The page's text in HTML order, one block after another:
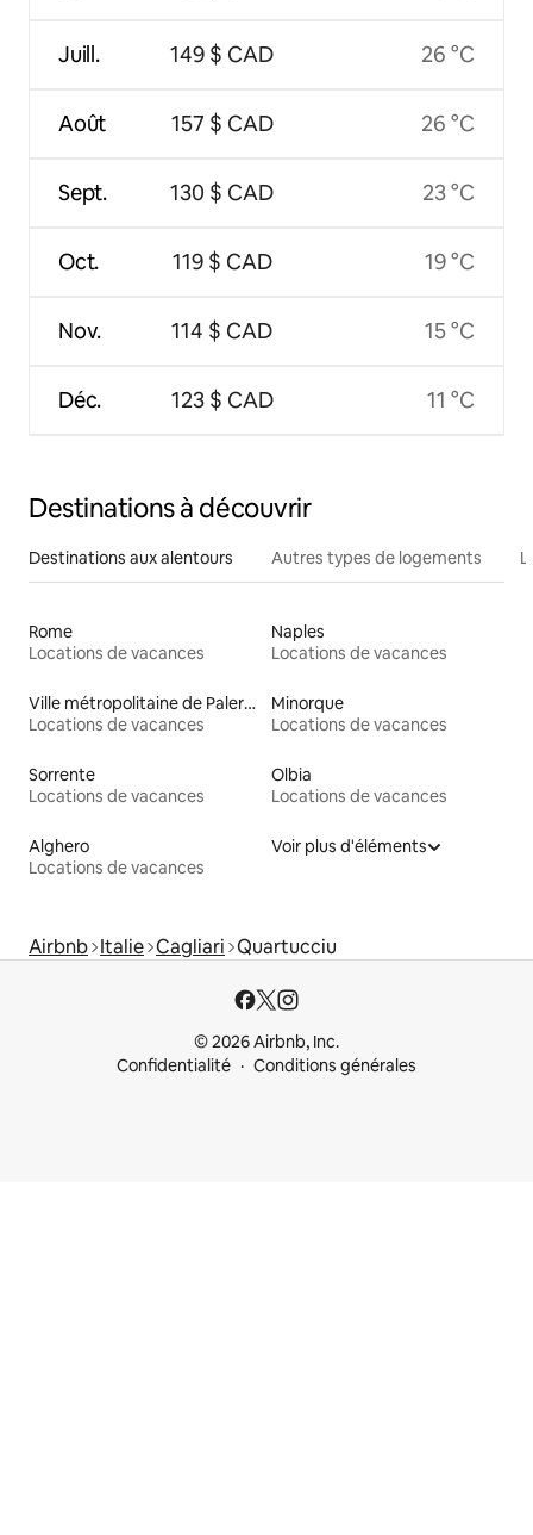
Juill.
Août
Sept.
Oct.
Nov.
Déc.
149 $ CAD
157 $ CAD
130 $ CAD
119 $ CAD
114 $ CAD
123 $ CAD
26 °C
26 °C
23 °C
19 °C
15 °C
11 °C
Destinations à découvrir
Destinations aux alentours Autres types de logements
Rome
Locations de vacances
Naples
Locations de vacances
Ville métropolitaine de Palerme
Locations de vacances
Minorque
Locations de vacances
Sorrente
Locations de vacances
Olbia
Locations de vacances
Alghero
Locations de vacances
Voir plus d'éléments
Airbnb Italie Cagliari Quartucciu
© 2026 Airbnb, Inc.
Confidentialité
Conditions générales